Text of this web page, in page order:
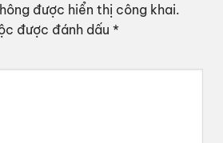
được hiển thị công khai.
được đánh dấu *